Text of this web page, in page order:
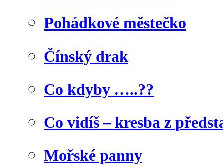
Pohádkové městečko
Čínský drak
Co kdyby …..??
Co vidíš – kresba z
Mořské panny